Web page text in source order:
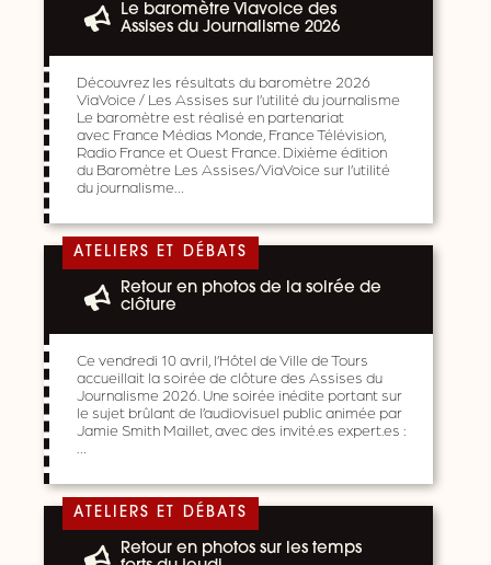
Le baromètre Viavoice des
Assises du Journalisme 2026
Découvrez les résultats du baromètre 2026
ViaVoice / Les Assises sur l’utilité du journalisme
Le baromètre est réalisé en partenariat
avec France Médias Monde, France Télévision,
Radio France et Ouest France. Dixième édition
du Baromètre Les Assises/ViaVoice sur l’utilité
du journalisme…
ATELIERS ET DÉBATS
Retour en photos de la soirée de
clôture
Ce vendredi 10 avril, l’Hôtel de Ville de Tours
accueillait la soirée de clôture des Assises du
Journalisme 2026. Une soirée inédite portant sur
le sujet brûlant de l’audiovisuel public animée par
Jamie Smith Maillet, avec des invité.es expert.es :
ATELIERS ET DÉBATS
Retour en photos sur les temps